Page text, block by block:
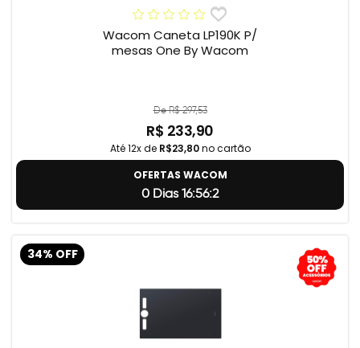
Wacom Caneta LP190K P/
mesas One By Wacom
De R$ 297,53
R$ 233,90
Até 12x de R$23,80no cartão
OFERTAS WACOM
0 Dias 16:56:1
34% OFF